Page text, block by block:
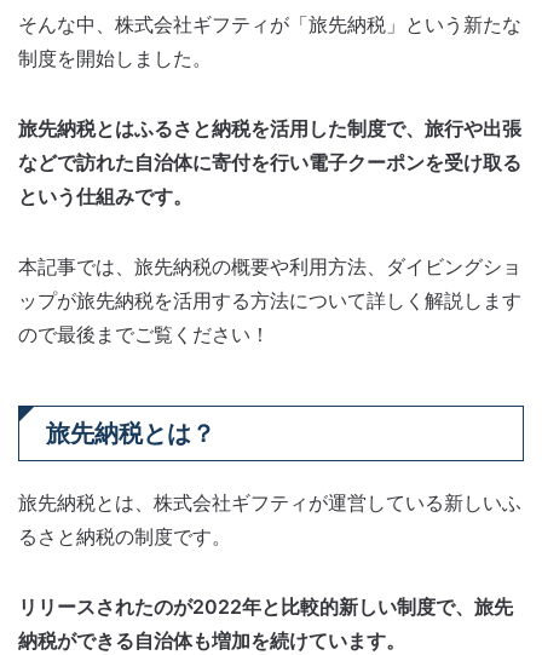
そんな中、株式会社ギフティが「旅先納税」という新たな
制度を開始しました。
旅先納税とはふるさと納税を活用した制度で、旅行や出張
などで訪れた自治体に寄付を行い電子クーポンを受け取る
という仕組みです。
本記事では、旅先納税の概要や利用方法、ダイビングショ
ップが旅先納税を活用する方法について詳しく解説します
ので最後までご覧ください！
旅先納税とは？
旅先納税とは、株式会社ギフティが運営している新しいふ
るさと納税の制度です。
リリースされたのが2022年と比較的新しい制度で、旅先
納税ができる自治体も増加を続けています。